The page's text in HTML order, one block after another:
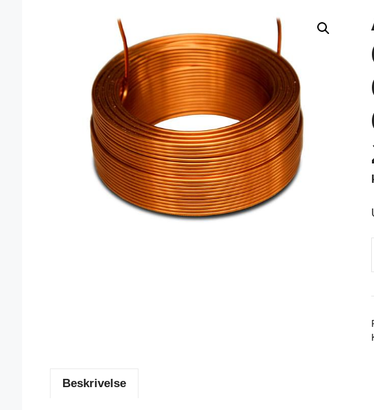
Beskrivelse